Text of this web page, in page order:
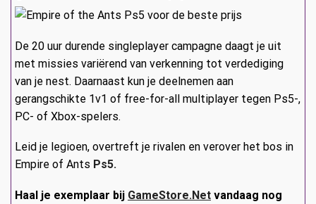
De 20 uur durende singleplayer campagne daagt je uit
met missies variërend van verkenning tot verdediging
van je nest. Daarnaast kun je deelnemen aan
gerangschikte 1v1 of free-for-all multiplayer tegen Ps5-,
PC- of Xbox-spelers.
Leid je legioen, overtreft je rivalen en verover het bos in
Empire of Ants Ps5.
Haal je exemplaar bij GameStore.Net vandaag nog